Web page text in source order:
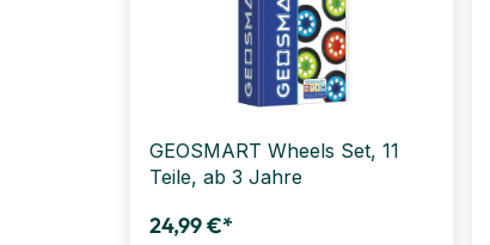
GEOSMART Wheels Set, 11
Teile, ab 3 Jahre
24,99 €*